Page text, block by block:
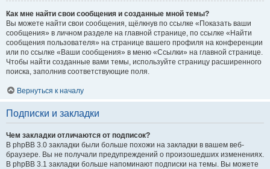
Как мне найти свои сообщения и созданные мной темы?
Вы можете найти свои сообщения, щёлкнув по ссылке «Показать ваши
сообщения» в личном разделе на главной странице, по ссылке «Найти
сообщения пользователя» на странице вашего профиля на конференции
или по ссылке «Ваши сообщения» в меню «Ссылки» на главной странице.
Чтобы найти созданные вами темы, используйте страницу расширенного
поиска, заполнив соответствующие поля.
Вернуться к началу
Подписки и закладки
Чем закладки отличаются от подписок?
В phpBB 3.0 закладки были больше похожи на закладки в вашем веб-
браузере. Вы не получали предупреждений о произошедших изменениях.
В phpBB 3.1 закладки больше напоминают подписки на темы. Вы можете